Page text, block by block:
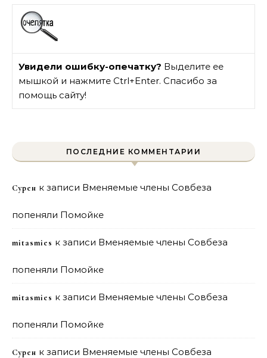
Увидели ошибку-опечатку? Выделите ее
мышкой и нажмите Ctrl+Enter. Спасибо за
помощь сайту!
ПОСЛЕДНИЕ КОММЕНТАРИИ
Сурен к записи Вменяемые члены Совбеза
попеняли Помойке
mitasmies к записи Вменяемые члены Совбеза
попеняли Помойке
mitasmies к записи Вменяемые члены Совбеза
попеняли Помойке
Сурен к записи Вменяемые члены Совбеза